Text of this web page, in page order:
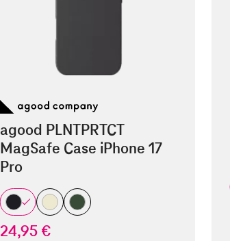
agood PLNTPRTCT
MagSafe Case iPhone 17
Pro
24,95 €